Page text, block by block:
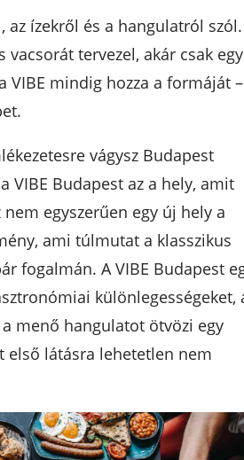
ízekről és a hangulatról szól.
vacsorát tervezel, akár csak egy
VIBE mindig hozza a formáját –
vágysz Budapest
VIBE Budapest az a hely, amit
egyszerűen egy új hely a
ami túlmutat a klasszikus
fogalmán. A VIBE Budapest
különlegességeket,
menő hangulatot ötvözi egy
első látásra lehetetlen nem